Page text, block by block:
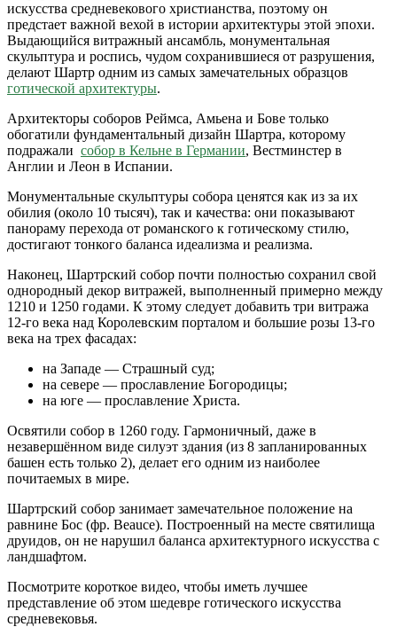
искусства средневекового христианства, поэтому он
предстает важной вехой в истории архитектуры этой эпохи.
Выдающийся витражный ансамбль, монументальная
скульптура и роспись, чудом сохранившиеся от разрушения,
делают Шартр одним из самых замечательных образцов
готической архитектуры.
Архитекторы соборов Реймса, Амьена и Бове только
обогатили фундаментальный дизайн Шартра, которому
подражали собор в Кельне в Германии, Вестминстер в
Англии и Леон в Испании.
Монументальные скульптуры собора ценятся как из за их
обилия (около 10 тысяч), так и качества: они показывают
панораму перехода от романского к готическому стилю,
достигают тонкого баланса идеализма и реализма.
Наконец, Шартрский собор почти полностью сохранил свой
однородный декор витражей, выполненный примерно между
1210 и 1250 годами. К этому следует добавить три витража
12-го века над Королевским порталом и большие розы 13-го
века на трех фасадах:
на Западе — Страшный суд;
на севере — прославление Богородицы;
на юге — прославление Христа.
Освятили собор в 1260 году. Гармоничный, даже в
незавершённом виде силуэт здания (из 8 запланированных
башен есть только 2), делает его одним из наиболее
почитаемых в мире.
Шартрский собор занимает замечательное положение на
равнине Бос (фр. Beauce). Построенный на месте святилища
друидов, он не нарушил баланса архитектурного искусства с
ландшафтом.
Посмотрите короткое видео, чтобы иметь лучшее
представление об этом шедевре готического искусства
средневековья.